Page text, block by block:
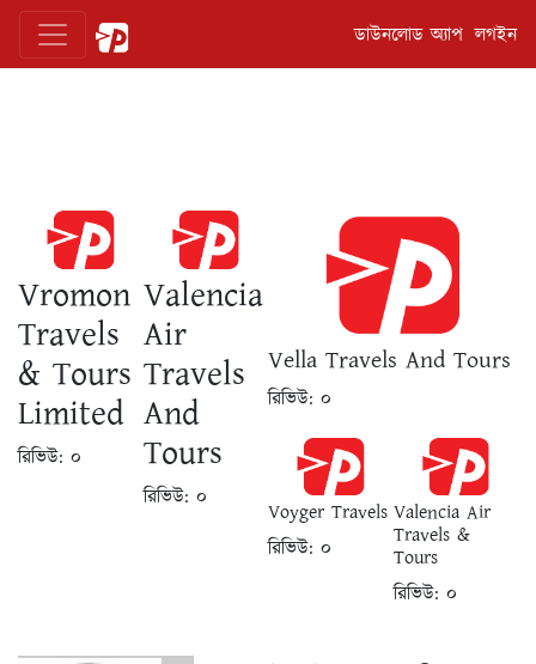
ডাউনলোড অ্যাপ লগইন
Vromon
Travels
& Tours
Limited
রিভিউ: ০
Valencia
Air
Travels
And
Tours
রিভিউ: ০
Vella Travels And Tours
রিভিউ: ০
Voyger Travels
রিভিউ: ০
Valencia Air
Travels &
Tours
রিভিউ: ০